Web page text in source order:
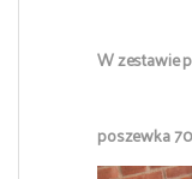
W zestawie
poszewka